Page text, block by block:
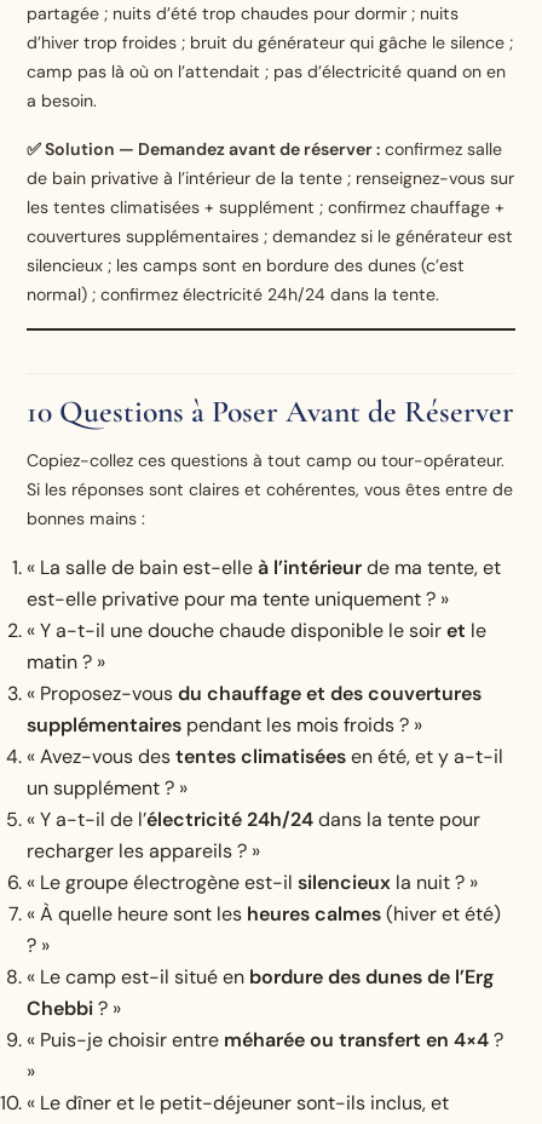
partagée ; nuits d’été trop chaudes pour dormir ; nuits
d’hiver trop froides ; bruit du générateur qui gâche le silence ;
camp pas là où on l’attendait ; pas d’électricité quand on en
a besoin.
✅ Solution — Demandez avant de réserver : confirmez salle
de bain privative à l’intérieur de la tente ; renseignez-vous sur
les tentes climatisées + supplément ; confirmez chauffage +
couvertures supplémentaires ; demandez si le générateur est
silencieux ; les camps sont en bordure des dunes (c’est
normal) ; confirmez électricité 24h/24 dans la tente.
10 Questions à Poser Avant de Réserver
Copiez-collez ces questions à tout camp ou tour-opérateur.
Si les réponses sont claires et cohérentes, vous êtes entre de
bonnes mains :
« La salle de bain est-elleà l’intérieurde ma tente, et
est-elle privative pour ma tente uniquement ? »
« Y a-t-il une douche chaude disponible le soiret le
matin ? »
« Proposez-vousdu chauffage et des couvertures
supplémentaires pendant les mois froids ? »
« Avez-vous destentes climatiséesen été, et y a-t-il
un supplément ? »
« Y a-t-il de l’électricité 24h/24dans la tente pour
recharger les appareils ? »
« Le groupe électrogène est-ilsilencieux la nuit ? »
« À quelle heure sont les heures calmes(hiver et été)
? »
« Le camp est-il situé en bordure des dunes de l’Erg
Chebbi? »
« Puis-je choisir entre méharée ou transfert en 4×4?
»
« Le dîner et le petit-déjeuner sont-ils inclus, et